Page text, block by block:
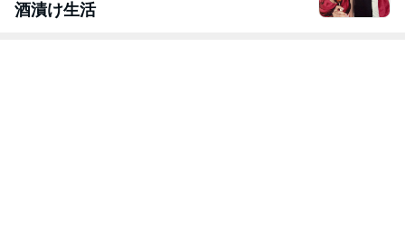
酒漬け生活